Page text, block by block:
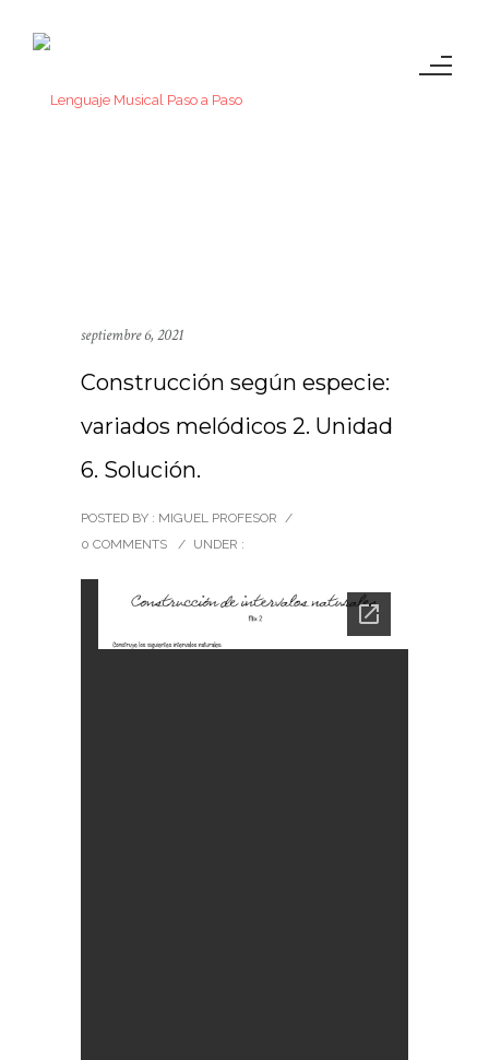
septiembre 6, 2021
Construcción según especie:
variados melódicos 2. Unidad
6. Solución.
POSTED BY : MIGUEL PROFESOR /
0 COMMENTS
/ UNDER :